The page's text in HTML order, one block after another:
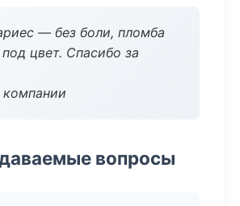
— без боли, пломба
цвет. Спасибо за
вопросы